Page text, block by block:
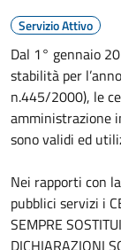
Servizio Attivo
Dal 1° gennaio
stabilità per
n.445/2000), le
amministrazione
sono validi ed
Nei rapporti con
pubblici servizi i
SEMPRE
DICHIARAZIONI